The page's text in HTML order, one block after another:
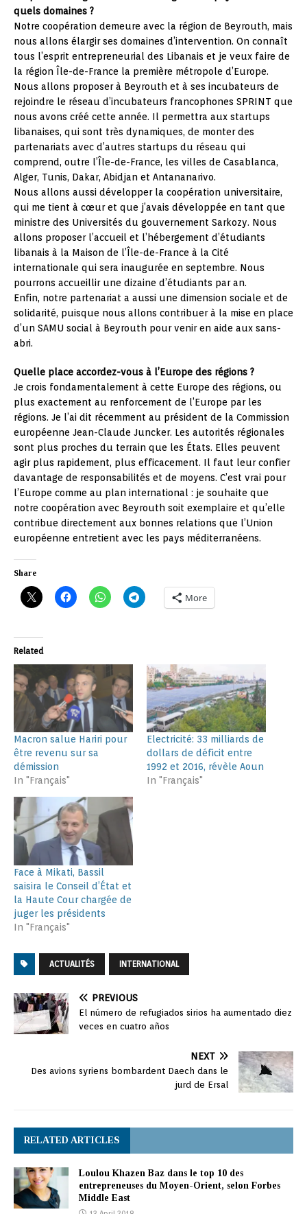
quels domaines ?
Notre coopération demeure avec la région de Beyrouth, mais
nous allons élargir ses domaines d’intervention. On connaît
tous l’esprit entrepreneurial des Libanais et je veux faire de
la région Île-de-France la première métropole d’Europe.
Nous allons proposer à Beyrouth et à ses incubateurs de
rejoindre le réseau d’incubateurs francophones SPRINT que
nous avons créé cette année. Il permettra aux startups
libanaises, qui sont très dynamiques, de monter des
partenariats avec d’autres startups du réseau qui
comprend, outre l’Île-de-France, les villes de Casablanca,
Alger, Tunis, Dakar, Abidjan et Antananarivo.
Nous allons aussi développer la coopération universitaire,
qui me tient à cœur et que j’avais développée en tant que
ministre des Universités du gouvernement Sarkozy. Nous
allons proposer l’accueil et l’hébergement d’étudiants
libanais à la Maison de l’Île-de-France à la Cité
internationale qui sera inaugurée en septembre. Nous
pourrons accueillir une dizaine d’étudiants par an.
Enfin, notre partenariat a aussi une dimension sociale et de
solidarité, puisque nous allons contribuer à la mise en place
d’un SAMU social à Beyrouth pour venir en aide aux sans-
abri.
Quelle place accordez-vous à l’Europe des régions ?
Je crois fondamentalement à cette Europe des régions, ou
plus exactement au renforcement de l’Europe par les
régions. Je l’ai dit récemment au président de la Commission
européenne Jean-Claude Juncker. Les autorités régionales
sont plus proches du terrain que les États. Elles peuvent
agir plus rapidement, plus efficacement. Il faut leur confier
davantage de responsabilités et de moyens. C’est vrai pour
l’Europe comme au plan international : je souhaite que
notre coopération avec Beyrouth soit exemplaire et qu’elle
contribue directement aux bonnes relations que l’Union
européenne entretient avec les pays méditerranéens.
Share
More
Related
Macron salue Hariri pour
être revenu sur sa
démission
In "Français"
Electricité: 33 milliards de
dollars de déficit entre
1992 et 2016, révèle Aoun
In "Français"
Face à Mikati, Bassil
saisira le Conseil d’État et
la Haute Cour chargée de
juger les présidents
In "Français"
ACTUALITÉS INTERNATIONAL
PREVIOUS
El número de refugiados sirios ha aumentado diez
veces en cuatro años
NEXT
Des avions syriens bombardent Daech dans le
jurd de Ersal
RELATED ARTICLES
Loulou Khazen Baz dans le top 10 des
entrepreneuses du Moyen-Orient, selon Forbes
Middle East